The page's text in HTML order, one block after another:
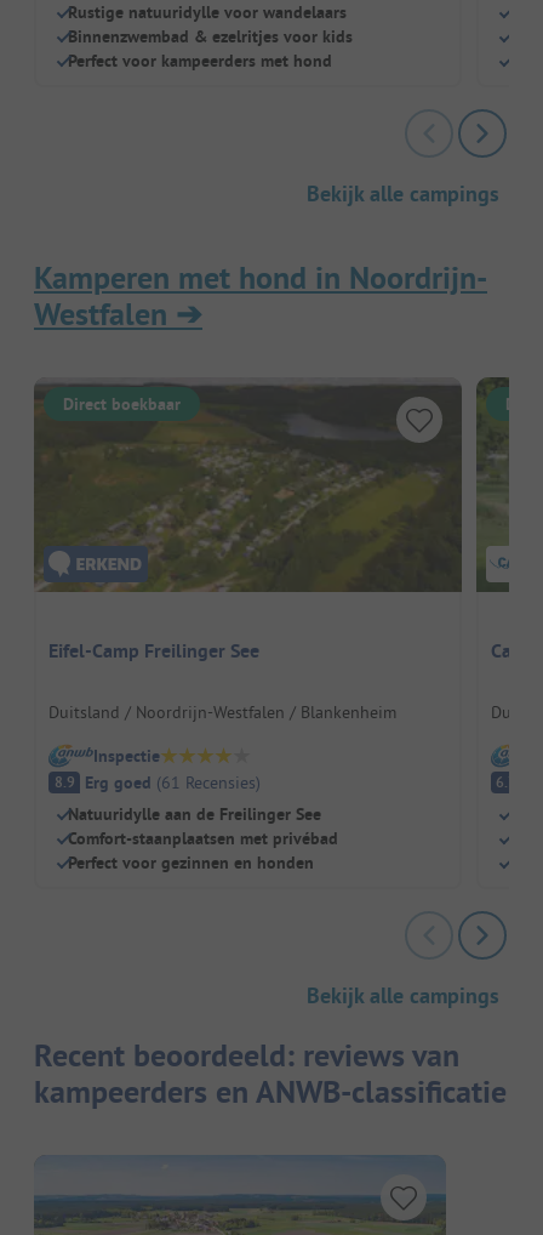
Rustige natuuridylle voor wandelaars
Binnenzwembad & ezelritjes voor kids
Perfect voor kampeerders met hond
Bekijk alle campings
Kamperen met hond in Noordrijn-
Westfalen ➔
Direct boekbaar
Eifel-Camp Freilinger See
Duitsland / Noordrijn-Westfalen / Blankenheim
Inspectie
8.9 Erg goed (61 Recensies)
Natuuridylle aan de Freilinger See
Comfort-staanplaatsen met privébad
Perfect voor gezinnen en honden
6.7
Bekijk alle campings
Recent beoordeeld: reviews van
kampeerders en ANWB-classificatie